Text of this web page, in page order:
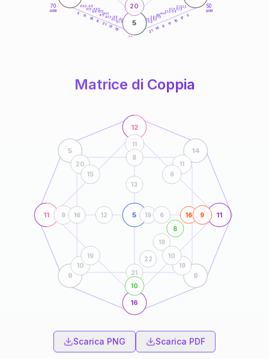
50
anni
60
70
anni
51-52,5
52,5-53,5
53,5-54
56-57,5
57,5-58,5
58,5-59
61-62,5
62,5-63,5
63,5-64
66-67,5
67,5-68,5
68,5-69
5
17
10
11
9
16
21
18
13
21
8
19
11
5
5
20
55anni
65anni
Matrice di Coppia
11
12
11
16
5
5 14
9 9
21
22
19
8
16
9
11
9
10
16
8
19 6
12
13
20
15
11
6
10
19
19
10
Scarica PNG Scarica PDF